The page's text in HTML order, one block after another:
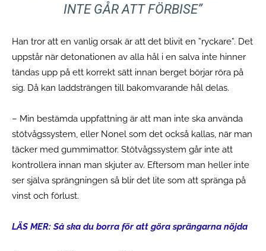
INTE GÅR ATT FÖRBISE”
Han tror att en vanlig orsak är att det blivit en ”ryckare”. Det
uppstår när detonationen av alla hål i en salva inte hinner
tändas upp på ett korrekt sätt innan berget börjar röra på
sig. Då kan laddsträngen till bakomvarande hål delas.
– Min bestämda uppfattning är att man inte ska använda
stötvågssystem, eller Nonel som det också kallas, när man
täcker med gummimattor. Stötvågssystem går inte att
kontrollera innan man skjuter av. Eftersom man heller inte
ser själva sprängningen så blir det lite som att spränga på
vinst och förlust.
LÄS MER: Så ska du borra för att göra sprängarna nöjda